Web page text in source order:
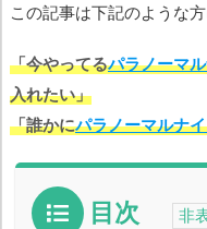
この記事は下記のような方
「今やってるパラノーマ
入れたい」
「誰かにパラノーマルナ
目次